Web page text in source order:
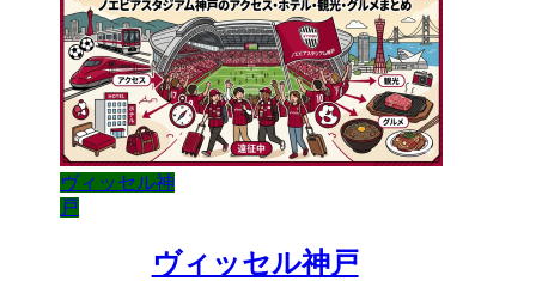
ヴィッセル神
戸
ヴィッセル神戸